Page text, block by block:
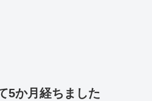
5か月経ちました